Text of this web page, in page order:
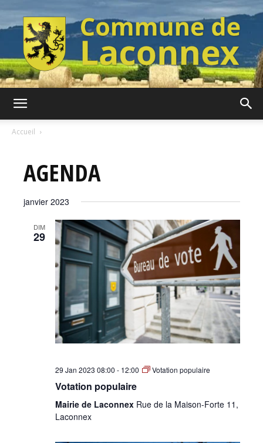
Accueil
AGENDA
janvier 2023
DIM
29
29 Jan 2023 08:00 - 12:00 Votation populaire
Votation populaire
Mairie de Laconnex Rue de la Maison-Forte 11,
Laconnex